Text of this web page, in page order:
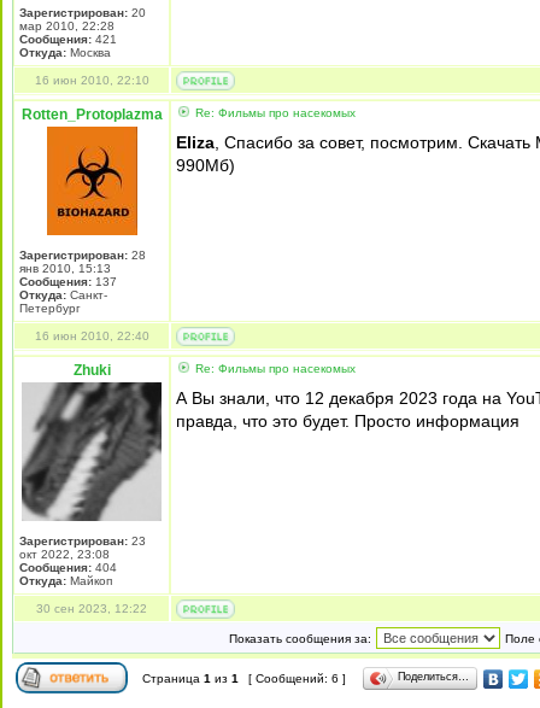
Зарегистрирован: 20
мар 2010, 22:28
Сообщения: 421
Откуда: Москва
16 июн 2010, 22:10
Rotten_Protoplazma
Зарегистрирован: 28
янв 2010, 15:13
Сообщения: 137
Откуда: Санкт-
Петербург
Re: Фильмы про насекомых
Eliza , Спасибо за совет, посмотрим.
990Мб)
16 июн 2010, 22:40
Zhuki
Зарегистрирован: 23
окт 2022, 23:08
Сообщения: 404
Откуда: Майкоп
Re: Фильмы про насекомых
А Вы знали, что 12 декабря 2023 года на
правда, что это будет. Просто информация
30 сен 2023, 12:22
Показать сообщения за: Поле
Страница 1 из 1 [ Сообщений: 6 ] Поделиться…